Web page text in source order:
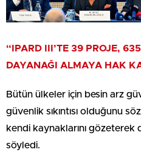
“IPARD III’TE 39 PROJE,
DAYANAĞI ALMAYA HAK
Bütün ülkeler için besin arz
güvenlik sıkıntısı olduğunu
kendi kaynaklarını gözeterek
söyledi.